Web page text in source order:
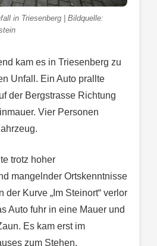
in Triesenberg | Bildquelle:
kam es in Triesenberg zu
Unfall. Ein Auto prallte
der Bergstrasse Richtung
Vier Personen
trotz hoher
mangelnder Ortskenntnisse
der Kurve „Im Steinort“ verlor
Auto fuhr in eine Mauer und
Es kam erst im
zum Stehen.